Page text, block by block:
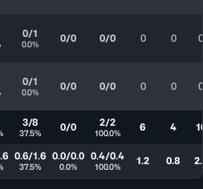
0/1
0.0% 0/0 0/0 0 0 0
0/1
0.0% 0/0 0/0 0 0 0
3/8
37.5% 0/0 2/2
100.0% 6 4
0.6/1.6
37.5%
0.0/0.0
0.0%
0.4/0.4
100.0% 1.2 0.8